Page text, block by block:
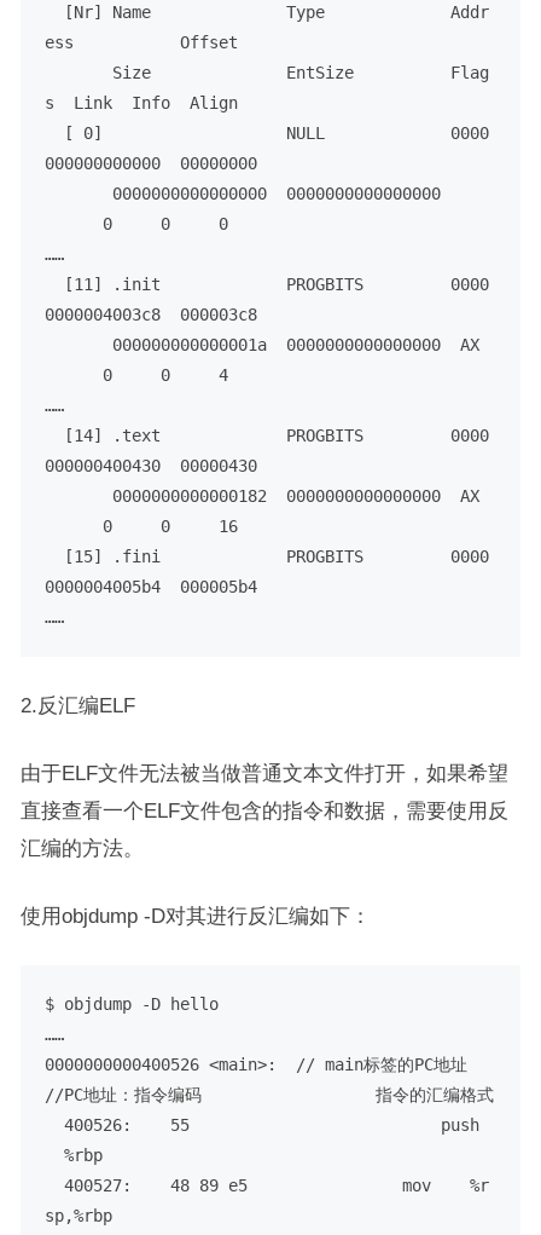
[Nr] Name              Type             Addr
ess           Offset
Size              EntSize          Flag
s  Link  Info  Align
[ 0]                   NULL             0000
000000000000  00000000
0000000000000000  0000000000000000
0     0     0
……
[11] .init             PROGBITS         0000
0000004003c8  000003c8
000000000000001a  0000000000000000  AX
0     0     4
……
[14] .text             PROGBITS         0000
000000400430  00000430
0000000000000182  0000000000000000  AX
0     0     16
[15] .fini             PROGBITS         0000
0000004005b4  000005b4
……
2.反汇编ELF
由于ELF文件无法被当做普通文本文件打开，如果希望
直接查看一个ELF文件包含的指令和数据，需要使用反
汇编的方法。
使用objdump -D对其进行反汇编如下：
$ objdump -D hello
……
0000000000400526 <main>:  // main标签的PC地址
//PC地址：指令编码                  指令的汇编格式
400526:    55                          push
%rbp
400527:    48 89 e5                mov    %r
sp,%rbp